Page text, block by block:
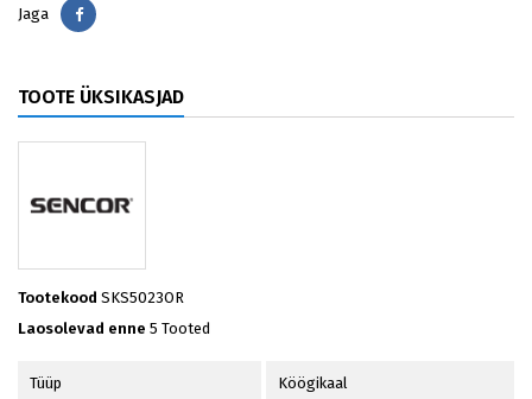
Jaga Jaga
TOOTE ÜKSIKASJAD
Tootekood SKS5023OR
Laosolevad enne 5 Tooted
Tüüp Köögikaal